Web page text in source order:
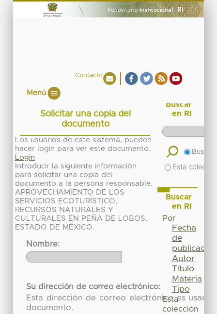
Contacto
Menú
Solicitar una copia del
documento
Los usuarios de este sistema, pueden
hacer login para ver este documento.
Login
Introducir la siguiente información
para solicitar una copia del
documento a la persona responsable.
APROVECHAMIENTO DE LOS
SERVICIOS ECOTURÍSTICO,
RECURSOS NATURALES Y
CULTURALES EN PEÑA DE LOBOS,
ESTADO DE MÉXICO.
Nombre:
Su dirección de correo electrónico:
Esta dirección de correo electrónico es usada
documento.
Buscar
en RI
Buscar
Esta
Buscar
en RI
Por
Fecha
de
publicación
Autor
Título
Materia
Tipo
Esta
colección